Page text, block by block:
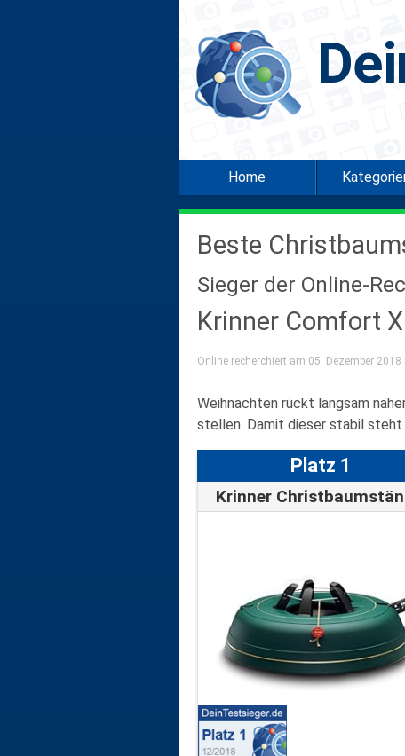
Home
Beste
Sieger der Online-
Krinner Comfort
Online recherchiert am 05. Dezember
Weihnachten rückt langsam
stellen. Damit dieser stabil steht
Platz 1